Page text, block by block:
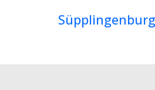
Süpplingenburg